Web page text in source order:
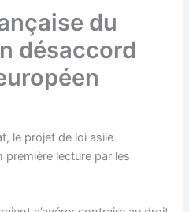
du
désaccord
le projet de loi asile
lecture par les